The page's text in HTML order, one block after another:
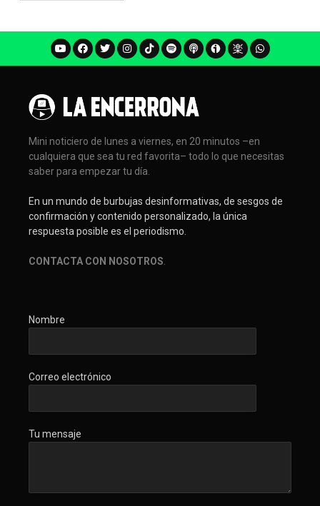
Mini noticiero de lunes a viernes, en 20 minutos –en
cualquiera que sea tu red favorita– todo lo que necesitas
saber para empezar tu día.
En un mundo de burbujas desinformativas, de sesgos de
confirmación y contenido personalizado, la única
respuesta posible es el periodismo.
CONTACTA CON NOSOTROS
Nombre
Correo electrónico
Tu mensaje